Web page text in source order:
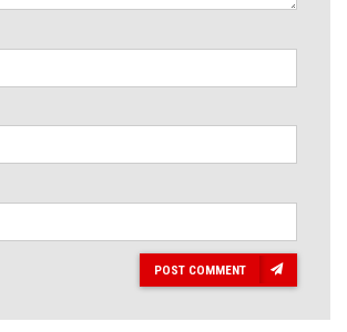
POST COMMENT